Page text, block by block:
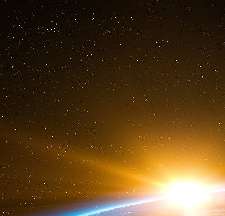
Cela peut être le fruit du hasard, lorsque
n’existe aucune véritable relation sous-
Il peut y avoir une troisième variable qui
plus faible) à la relation qu’elle ne l’est
Pour les données observationnelles, les
causalité...
Les corrélations entre variables nous
variables que nous avons évoluent
n’indiquent pas si les données évoluent
Il est possible de trouver une corrélation
variables qui ne sont en fait liées par
corrélation est fréquent ! Souvent, elles
associées à une variable causale différente,
nous mesurons.
Exemple : activité physique et cancer de la